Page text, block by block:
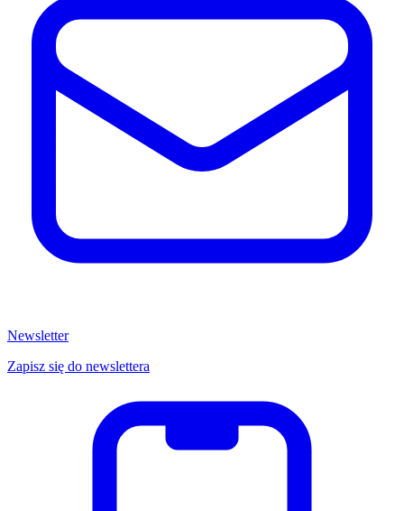
Newsletter
Zapisz się do newslettera